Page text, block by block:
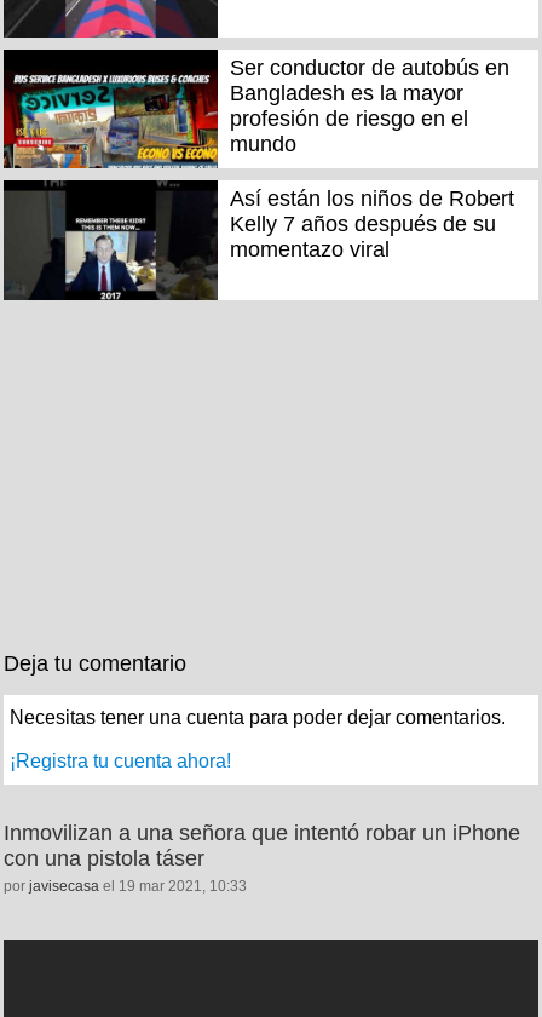
Ser conductor de autobús en
Bangladesh es la mayor
profesión de riesgo en el
mundo
Así están los niños de Robert
Kelly 7 años después de su
momentazo viral
Deja tu comentario
Necesitas tener una cuenta para poder dejar comentarios.
¡Registra tu cuenta ahora!
Inmovilizan a una señora que intentó robar un iPhone
con una pistola táser
por javisecasa el 19 mar 2021, 10:33